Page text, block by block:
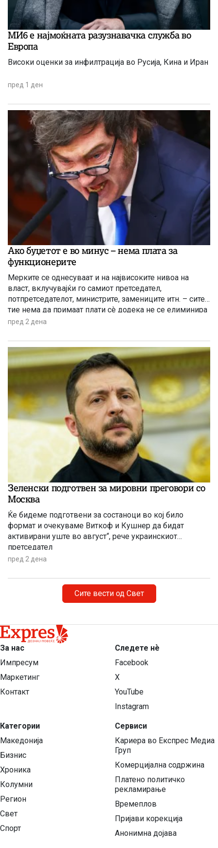
МИ6 е најмоќната разузнавачка служба во
Европа
Високи оценки за инфилтрација во Русија, Кина и Иран
пред 1 ден
Ако буџетот е во минус – нема плата за
функционерите
Мерките се однесуваат и на највисоките нивоа на
власт, вклучувајќи го самиот претседател,
потпретседателот, министрите, замениците итн. – сите
тие нема да примаат плати сè додека не се елиминира
буџетскиот дефицит
пред 2 дена
Зеленски подготвен за мировни преговори со
Москва
Ќе бидеме подготвени за состаноци во кој било
формат и очекуваме Виткоф и Кушнер да бидат
активирани уште во август“, рече украинскиот
претседател
пред 2 дена
Сите вести од Свет
За нас
Импресум
Маркетинг
Контакт
Категории
Македонија
Бизнис
Хроника
Колумни
Регион
Свет
Спорт
Следете нѐ
Facebook
X
YouTube
Instagram
Сервиси
Кариера во Експрес Медиа
Груп
Комерцијална содржина
Платено политичко
рекламирање
Времеплов
Пријави корекција
Анонимна дојава